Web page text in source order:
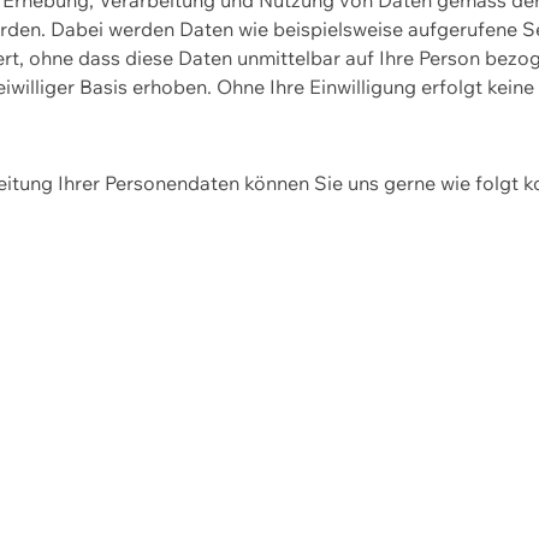
Dabei werden Daten wie beispielsweise aufgerufene
ohne dass diese Daten unmittelbar auf Ihre Person
Basis erhoben. Ohne Ihre Einwilligung erfolgt
Ihrer Personendaten können Sie uns gerne wie folgt